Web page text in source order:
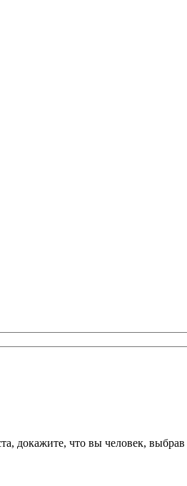
докажите, что вы человек, выбрав